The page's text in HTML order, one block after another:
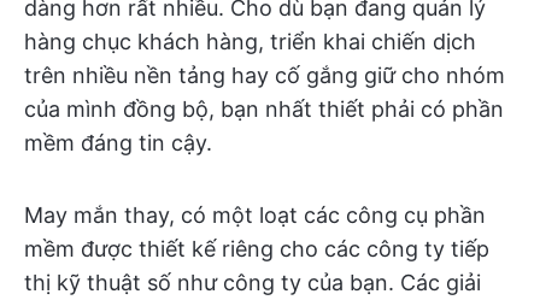
dàng hơn rất nhiều. Cho dù bạn đang quản lý
hàng chục khách hàng, triển khai chiến dịch
trên nhiều nền tảng hay cố gắng giữ cho nhóm
của mình đồng bộ, bạn nhất thiết phải có phần
mềm đáng tin cậy.
May mắn thay, có một loạt các công cụ phần
mềm được thiết kế riêng cho các công ty tiếp
thị kỹ thuật số như công ty của bạn. Các giải